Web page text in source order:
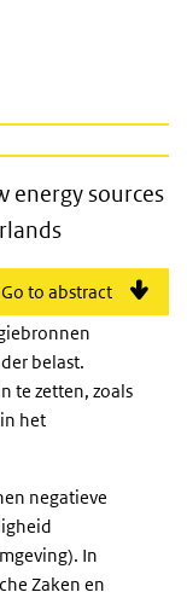
new energy
energy sources
Go to abstract
belast.
te zetten, zoals
het
negatieve
In
Zaken en